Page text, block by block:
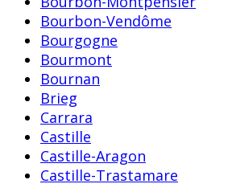
Bourbon-Vendôme
Bourgogne
Bourmont
Bournan
Brieg
Carrara
Castille
Castille-Aragon
Castille-Trastamare